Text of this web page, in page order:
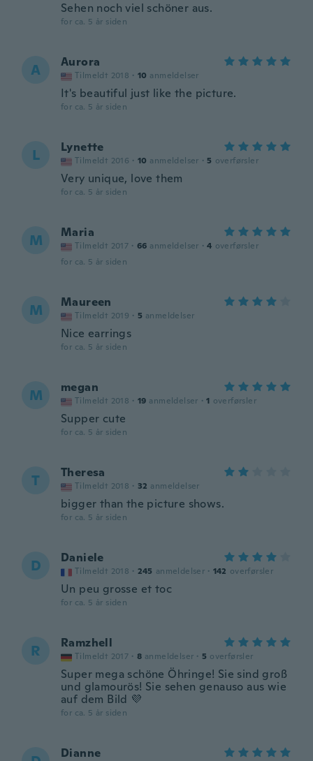
Sehen noch viel schöner aus.
for ca. 5 år siden
A Aurora
Tilmeldt 2018 · 10 anmeldelser
It's beautiful just like the picture.
for ca. 5 år siden
L Lynette
Tilmeldt 2016 · 10 anmeldelser · 5 overførsler
Very unique, love them
for ca. 5 år siden
M Maria
Tilmeldt 2017 · 66 anmeldelser · 4 overførsler
for ca. 5 år siden
M Maureen
Tilmeldt 2019 · 5 anmeldelser
Nice earrings
for ca. 5 år siden
M megan
Tilmeldt 2018 · 19 anmeldelser · 1 overførsler
Supper cute
for ca. 5 år siden
T Theresa
Tilmeldt 2018 · 32 anmeldelser
bigger than the picture shows.
for ca. 5 år siden
D Daniele
Tilmeldt 2018 · 245 anmeldelser · 142 overførsler
Un peu grosse et toc
for ca. 5 år siden
R Ramzhell
Tilmeldt 2017 · 8 anmeldelser · 5 overførsler
Super mega schöne Öhringe! Sie sind groß
und glamourös! Sie sehen genauso aus wie
auf dem Bild 💜
for ca. 5 år siden
Dianne